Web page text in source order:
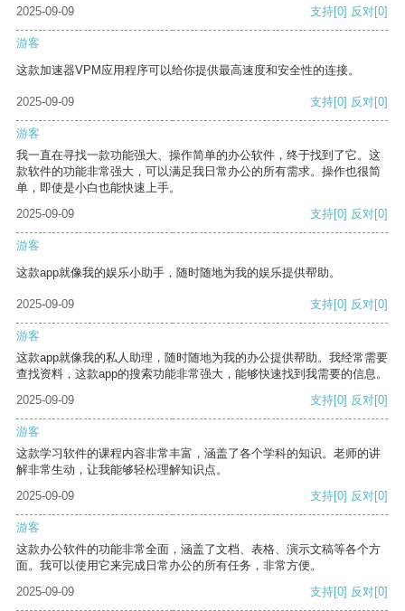
2025-09-09
支持[0] 反对[0]
游客
这款加速器VPM应用程序可以给你提供最高速度和安全性的连接。
2025-09-09 支持[0] 反对[0]
游客
我一直在寻找一款功能强大、操作简单的办公软件，终于找到了它。这
款软件的功能非常强大，可以满足我日常办公的所有需求。操作也很简
单，即使是小白也能快速上手。
2025-09-09
支持[0] 反对[0]
游客
这款app就像我的娱乐小助手，随时随地为我的娱乐提供帮助。
2025-09-09 支持[0] 反对[0]
游客
这款app就像我的私人助理，随时随地为我的办公提供帮助。我经常需要
查找资料，这款app的搜索功能非常强大，能够快速找到我需要的信息。
2025-09-09
支持[0] 反对[0]
游客
这款学习软件的课程内容非常丰富，涵盖了各个学科的知识。老师的讲
解非常生动，让我能够轻松理解知识点。
2025-09-09
支持[0] 反对[0]
游客
这款办公软件的功能非常全面，涵盖了文档、表格、演示文稿等各个方
面。我可以使用它来完成日常办公的所有任务，非常方便。
2025-09-09
支持[0] 反对[0]